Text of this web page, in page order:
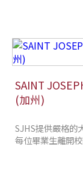
SAINT
(加州)
SJHS提供嚴格的
每位畢業生離開